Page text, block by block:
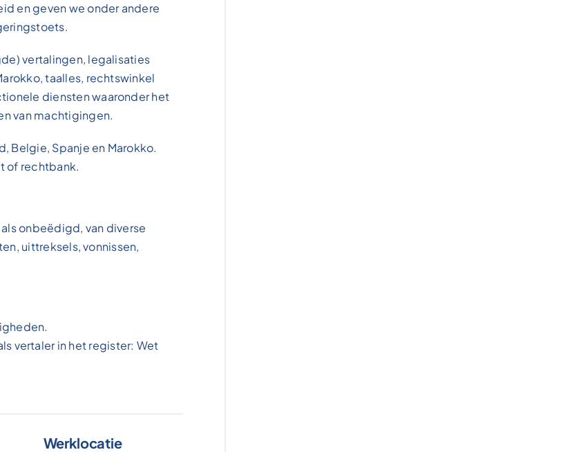
en geven we onder andere
vertalingen, legalisaties
taalles, rechtswinkel
diensten waaronder het
van machtigingen.
Belgie, Spanje en Marokko.
of rechtbank.
onbeëdigd, van diverse
uittreksels, vonnissen,
vertaler in het register: Wet
Werklocatie